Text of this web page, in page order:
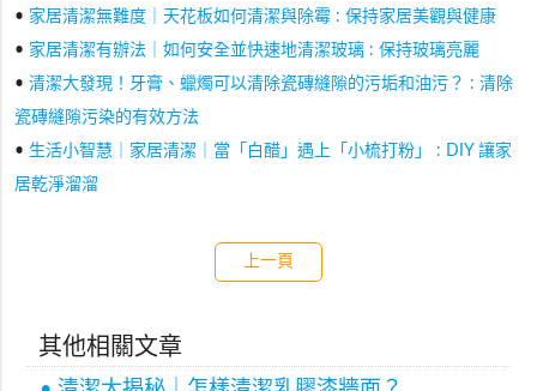
• 家居清潔無難度｜天花板如何清潔與除霉 : 保持家居美觀與健康
• 家居清潔有辦法｜如何安全並快速地清潔玻璃 : 保持玻璃亮麗
• 清潔大發現！牙膏、蠟燭可以清除瓷磚縫隙的污垢和油污？ : 清除
瓷磚縫隙污染的有效方法
• 生活小智慧｜家居清潔｜當「白醋」遇上「小梳打粉」 : DIY 讓家
居乾淨溜溜
上一頁
其他相關文章